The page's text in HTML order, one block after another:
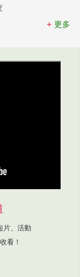
更多
片、活動
看！